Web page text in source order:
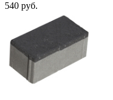
540 руб.